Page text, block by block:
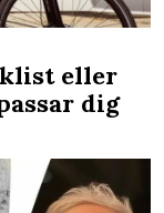
eller
dig